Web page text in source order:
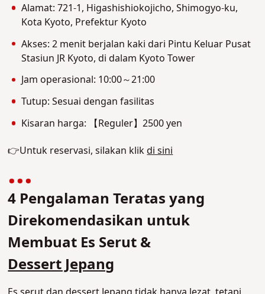
Alamat: 721-1, Higashishiokojicho, Shimogyo-ku,
Kota Kyoto, Prefektur Kyoto
Akses: 2 menit berjalan kaki dari Pintu Keluar Pusat
Stasiun JR Kyoto, di dalam Kyoto Tower
Jam operasional: 10:00～21:00
Tutup: Sesuai dengan fasilitas
Kisaran harga: 【Reguler】2500 yen
👉Untuk reservasi, silakan klikdi sini
4 Pengalaman Teratas yang
Direkomendasikan untuk
Membuat Es Serut &
Dessert Jepang